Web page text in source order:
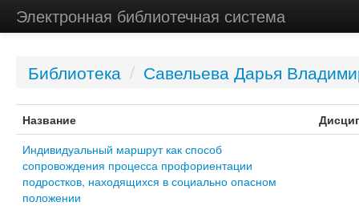
Электронная библиотечная система
Библиотека / Савельева Дарья
Название
Индивидуальный маршрут как способ
сопровождения процесса профориентации
подростков, находящихся в социально опасном
положении